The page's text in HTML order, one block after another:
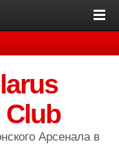
Арсенала в